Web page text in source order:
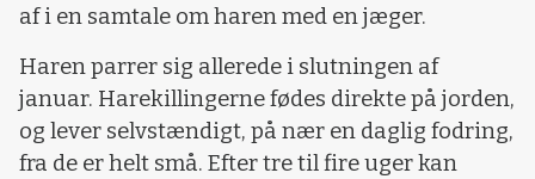
af i en samtale om haren med en jæger.
Haren parrer sig allerede i slutningen af
januar. Harekillingerne fødes direkte på jorden,
og lever selvstændigt, på nær en daglig fodring,
fra de er helt små. Efter tre til fire uger kan